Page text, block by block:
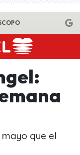
que el